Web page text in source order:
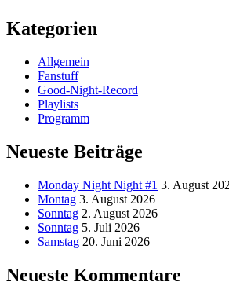
Kategorien
Allgemein
Fanstuff
Good-Night-Record
Playlists
Programm
Neueste Beiträge
Monday Night Night #1 3. August
Montag 3. August 2026
Sonntag 2. August 2026
Sonntag 5. Juli 2026
Samstag 20. Juni 2026
Neueste Kommentare